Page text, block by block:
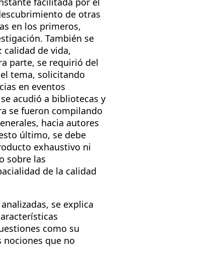
de otras
en los primeros,
También se
calidad de vida,
parte, se requirió del
tema, solicitando
en eventos
acudió a bibliotecas y
se fueron compilando
hacia autores
último, se debe
exhaustivo ni
sobre las
de la calidad
se explica
como su
que no